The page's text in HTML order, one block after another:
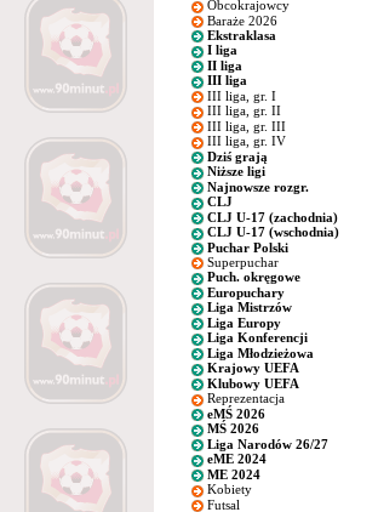
Obcokrajowcy
Baraże 2026
Ekstraklasa
I liga
II liga
III liga
III liga, gr. I
III liga, gr. II
III liga, gr. III
III liga, gr. IV
Dziś grają
Niższe ligi
Najnowsze rozgr.
CLJ
CLJ U-17 (zachodnia)
CLJ U-17 (wschodnia)
Puchar Polski
Superpuchar
Puch. okręgowe
Europuchary
Liga Mistrzów
Liga Europy
Liga Konferencji
Liga Młodzieżowa
Krajowy UEFA
Klubowy UEFA
Reprezentacja
eMŚ 2026
MŚ 2026
Liga Narodów 26/27
eME 2024
ME 2024
Kobiety
Futsal